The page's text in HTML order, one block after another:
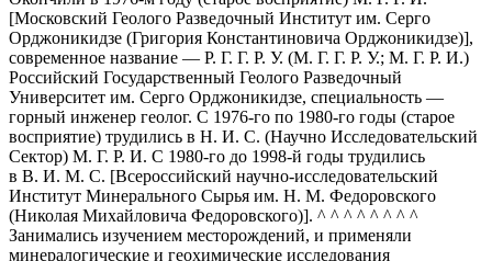
[Московский Геолого Разведочный Институт им. Серго
Орджоникидзе (Григория Константиновича Орджоникидзе)],
современное название — Р. Г. Г. Р. У. (М. Г. Г. Р. У.; М. Г. Р. И.)
Российский Государственный Геолого Разведочный
Университет им. Серго Орджоникидзе, специальность —
горный инженер геолог. С 1976-го по 1980-го годы (старое
восприятие) трудились в Н. И. С. (Научно Исследовательский
Сектор) М. Г. Р. И. С 1980-го до 1998-й годы трудились
в В. И. М. С. [Всероссийский научно-исследовательский
Институт Минерального Сырья им. Н. М. Федоровского
(Николая Михайловича Федоровского)]. ^ ^ ^ ^ ^ ^ ^ ^
Занимались изучением месторождений, и применяли
минералогические и геохимические исследования